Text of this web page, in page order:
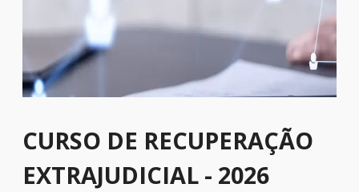
CURSO DE RECUPERAÇÃO
EXTRAJUDICIAL - 2026